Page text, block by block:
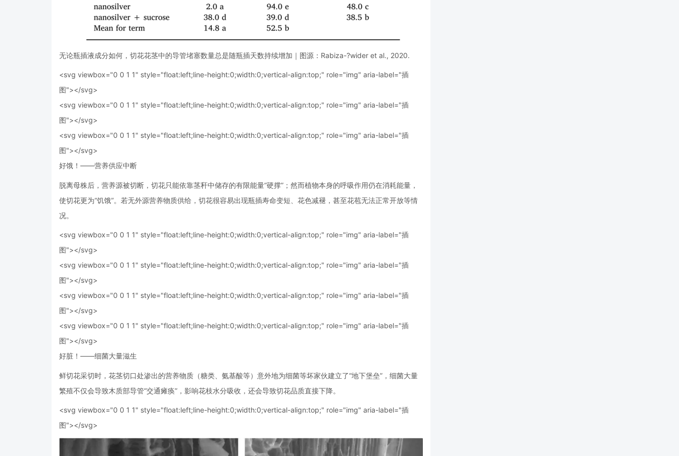
无论瓶插液成分如何，切花花茎中的导管堵塞数量总是随瓶插天数持续增加｜图源：Rabiza-?wider et al., 2020.
<svg viewbox="0 0 1 1" style="float:left;line-height:0;width:0;vertical-align:top;" role="img" aria-label="插
图"></svg>
<svg viewbox="0 0 1 1" style="float:left;line-height:0;width:0;vertical-align:top;" role="img" aria-label="插
图"></svg>
<svg viewbox="0 0 1 1" style="float:left;line-height:0;width:0;vertical-align:top;" role="img" aria-label="插
图"></svg>
好饿！——营养供应中断
脱离母株后，营养源被切断，切花只能依靠茎秆中储存的有限能量“硬撑”；然而植物本身的呼吸作用仍在消耗能量，
使切花更为“饥饿”。若无外源营养物质供给，切花很容易出现瓶插寿命变短、花色减褪，甚至花苞无法正常开放等情
况。
<svg viewbox="0 0 1 1" style="float:left;line-height:0;width:0;vertical-align:top;" role="img" aria-label="插
图"></svg>
<svg viewbox="0 0 1 1" style="float:left;line-height:0;width:0;vertical-align:top;" role="img" aria-label="插
图"></svg>
<svg viewbox="0 0 1 1" style="float:left;line-height:0;width:0;vertical-align:top;" role="img" aria-label="插
图"></svg>
<svg viewbox="0 0 1 1" style="float:left;line-height:0;width:0;vertical-align:top;" role="img" aria-label="插
图"></svg>
好脏！——细菌大量滋生
鲜切花采切时，花茎切口处渗出的营养物质（糖类、氨基酸等）意外地为细菌等坏家伙建立了“地下堡垒”，细菌大量
繁殖不仅会导致木质部导管“交通瘫痪”，影响花枝水分吸收，还会导致切花品质直接下降。
<svg viewbox="0 0 1 1" style="float:left;line-height:0;width:0;vertical-align:top;" role="img" aria-label="插
图"></svg>